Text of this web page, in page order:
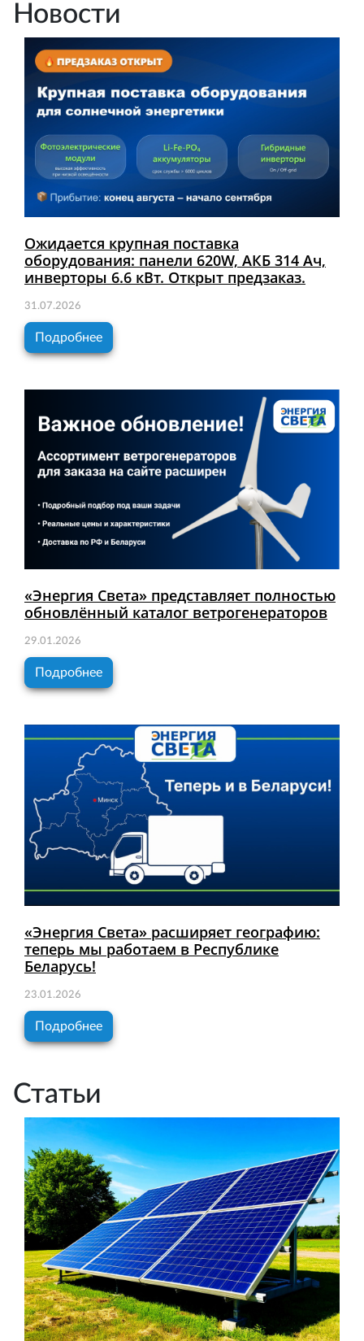
Новости
Ожидается крупная поставка
оборудования: панели 620W, АКБ 314 Ач,
инверторы 6.6 кВт. Открыт предзаказ.
31.07.2026
Подробнее
«Энергия Света» представляет полностью
обновлённый каталог ветрогенераторов
29.01.2026
Подробнее
«Энергия Света» расширяет географию:
теперь мы работаем в Республике
Беларусь!
23.01.2026
Подробнее
Статьи